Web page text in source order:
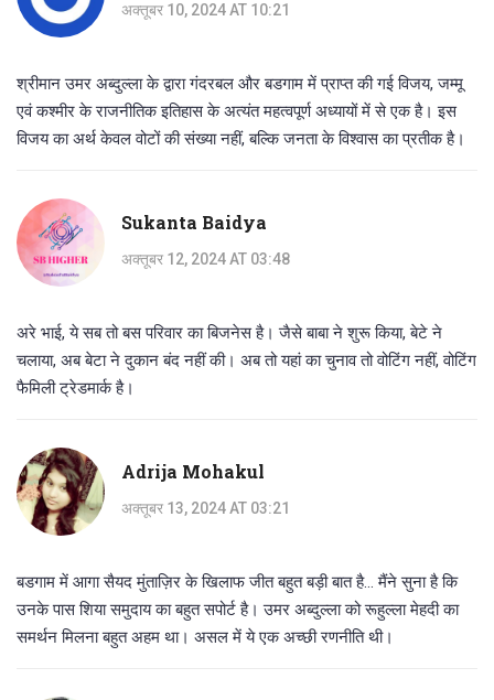
अक्तूबर 10, 2024 AT 10:21
श्रीमान उमर अब्दुल्ला के द्वारा गंदरबल और बडगाम में प्राप्त की गई विजय, जम्मू
एवं कश्मीर के राजनीतिक इतिहास के अत्यंत महत्वपूर्ण अध्यायों में से एक है। इस
विजय का अर्थ केवल वोटों की संख्या नहीं, बल्कि जनता के विश्वास का प्रतीक है।
Sukanta Baidya
अक्तूबर 12, 2024 AT 03:48
अरे भाई, ये सब तो बस परिवार का बिजनेस है। जैसे बाबा ने शुरू किया, बेटे ने
चलाया, अब बेटा ने दुकान बंद नहीं की। अब तो यहां का चुनाव तो वोटिंग नहीं, वोटिंग
फैमिली ट्रेडमार्क है।
Adrija Mohakul
अक्तूबर 13, 2024 AT 03:21
बडगाम में आगा सैयद मुंताज़िर के खिलाफ जीत बहुत बड़ी बात है... मैंने सुना है कि
उनके पास शिया समुदाय का बहुत सपोर्ट है। उमर अब्दुल्ला को रूहुल्ला मेहदी का
समर्थन मिलना बहुत अहम था। असल में ये एक अच्छी रणनीति थी।